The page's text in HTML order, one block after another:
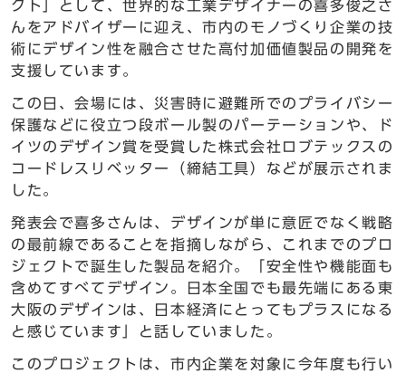
クト」として、世界的な工業デザイナーの喜多俊之さ
んをアドバイザーに迎え、市内のモノづくり企業の技
術にデザイン性を融合させた高付加価値製品の開発を
支援しています。
この日、会場には、災害時に避難所でのプライバシー
保護などに役立つ段ボール製のパーテーションや、ド
イツのデザイン賞を受賞した株式会社ロブテックスの
コードレスリベッター（締結工具）などが展示されま
した。
発表会で喜多さんは、デザインが単に意匠でなく戦略
の最前線であることを指摘しながら、これまでのプロ
ジェクトで誕生した製品を紹介。「安全性や機能面も
含めてすべてデザイン。日本全国でも最先端にある東
大阪のデザインは、日本経済にとってもプラスになる
と感じています」と話していました。
このプロジェクトは、市内企業を対象に今年度も行い